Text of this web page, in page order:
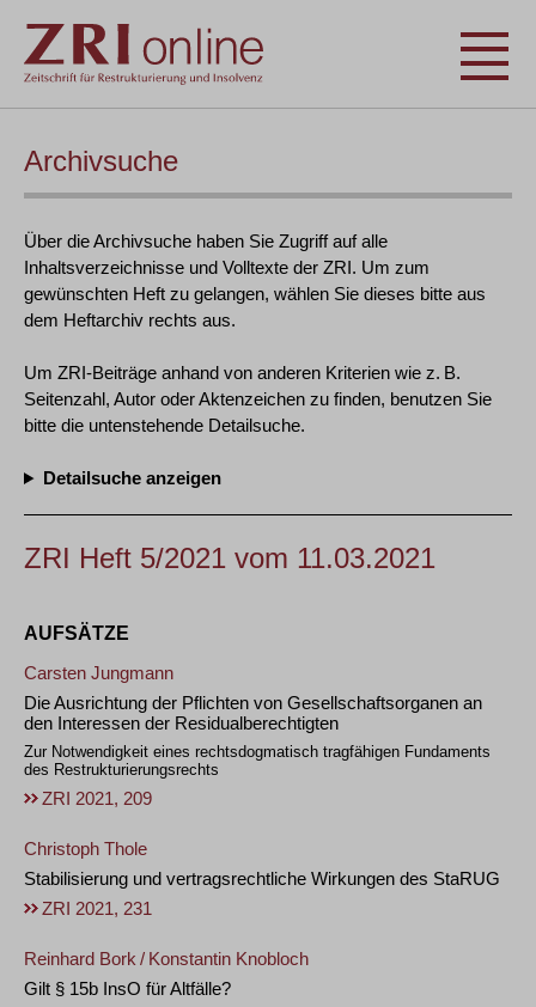
Archivsuche
Über die Archivsuche haben Sie Zugriff auf alle
Inhaltsverzeichnisse und Volltexte der ZRI. Um zum
gewünschten Heft zu gelangen, wählen Sie dieses bitte aus
dem Heftarchiv rechts aus.
Um ZRI-Beiträge anhand von anderen Kriterien wie z. B.
Seitenzahl, Autor oder Aktenzeichen zu finden, benutzen Sie
bitte die untenstehende Detailsuche.
Detailsuche
ZRI Heft 5/2021 vom 11.03.2021
AUFSÄTZE
Carsten Jungmann
Die Ausrichtung der Pflichten von Gesellschaftsorganen an
den Interessen der Residualberechtigten
Zur Notwendigkeit eines rechtsdogmatisch tragfähigen Fundaments
des Restrukturierungsrechts
ZRI 2021, 209
Christoph Thole
Stabilisierung und vertragsrechtliche Wirkungen des StaRUG
ZRI 2021, 231
Reinhard Bork / Konstantin Knobloch
Gilt § 15b InsO für Altfälle?